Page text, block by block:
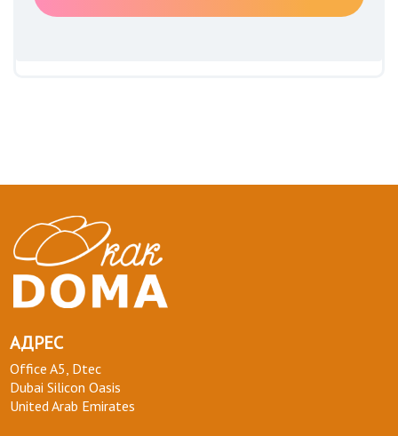
АДРЕС
Office A5, Dtec
Dubai Silicon Oasis
United Arab Emirates